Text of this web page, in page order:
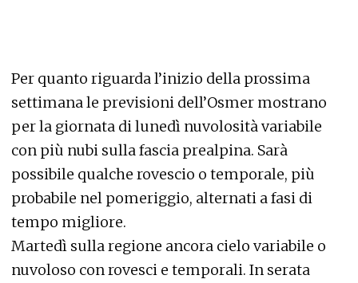
Per quanto riguarda l’inizio della prossima
settimana le previsioni dell’Osmer mostrano
per la giornata di lunedì nuvolosità variabile
con più nubi sulla fascia prealpina. Sarà
possibile qualche rovescio o temporale, più
probabile nel pomeriggio, alternati a fasi di
tempo migliore.
Martedì sulla regione ancora cielo variabile o
nuvoloso con rovesci e temporali. In serata